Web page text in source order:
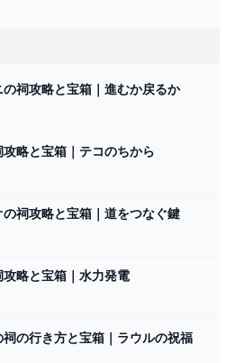
祠攻略と宝箱｜進むか戻るか
略と宝箱｜テコのちから
祠攻略と宝箱｜道をつなぐ鍵
略と宝箱｜水力発電
の行き方と宝箱｜ラウルの祝福